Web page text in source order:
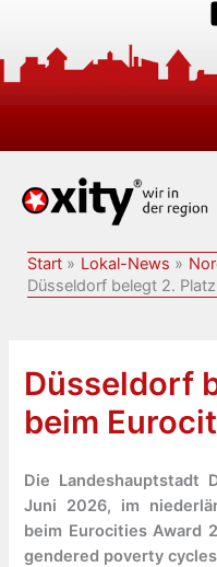
springen
Start Lokal-News
Düsseldorf belegt 2.
Düsseldorf
beim
Die Landeshauptstadt
Juni 2026, im
beim Eurocities Award
gendered poverty